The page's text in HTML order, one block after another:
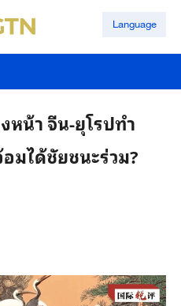
Language
หน้า จีน-ยุโรปทำ
มได้ชัยชนะร่วม?